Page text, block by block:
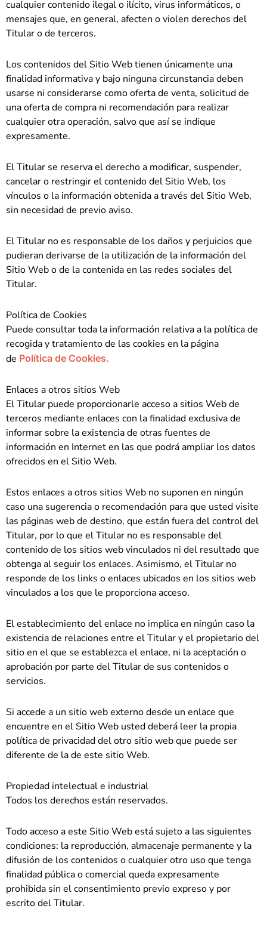
cualquier contenido ilegal o ilícito, virus informáticos, o
mensajes que, en general, afecten o violen derechos del
Titular o de terceros.
Los contenidos del Sitio Web tienen únicamente una
finalidad informativa y bajo ninguna circunstancia deben
usarse ni considerarse como oferta de venta, solicitud de
una oferta de compra ni recomendación para realizar
cualquier otra operación, salvo que así se indique
expresamente.
El Titular se reserva el derecho a modificar, suspender,
cancelar o restringir el contenido del Sitio Web, los
vínculos o la información obtenida a través del Sitio Web,
sin necesidad de previo aviso.
El Titular no es responsable de los daños y perjuicios que
pudieran derivarse de la utilización de la información del
Sitio Web o de la contenida en las redes sociales del
Titular.
Política de Cookies
Puede consultar toda la información relativa a la política de
recogida y tratamiento de las cookies en la página
de Política de Cookies.
Enlaces a otros sitios Web
El Titular puede proporcionarle acceso a sitios Web de
terceros mediante enlaces con la finalidad exclusiva de
informar sobre la existencia de otras fuentes de
información en Internet en las que podrá ampliar los datos
ofrecidos en el Sitio Web.
Estos enlaces a otros sitios Web no suponen en ningún
caso una sugerencia o recomendación para que usted visite
las páginas web de destino, que están fuera del control del
Titular, por lo que el Titular no es responsable del
contenido de los sitios web vinculados ni del resultado que
obtenga al seguir los enlaces. Asimismo, el Titular no
responde de los links o enlaces ubicados en los sitios web
vinculados a los que le proporciona acceso.
El establecimiento del enlace no implica en ningún caso la
existencia de relaciones entre el Titular y el propietario del
sitio en el que se establezca el enlace, ni la aceptación o
aprobación por parte del Titular de sus contenidos o
servicios.
Si accede a un sitio web externo desde un enlace que
encuentre en el Sitio Web usted deberá leer la propia
política de privacidad del otro sitio web que puede ser
diferente de la de este sitio Web.
Propiedad intelectual e industrial
Todos los derechos están reservados.
Todo acceso a este Sitio Web está sujeto a las siguientes
condiciones: la reproducción, almacenaje permanente y la
difusión de los contenidos o cualquier otro uso que tenga
finalidad pública o comercial queda expresamente
prohibida sin el consentimiento previo expreso y por
escrito del Titular.